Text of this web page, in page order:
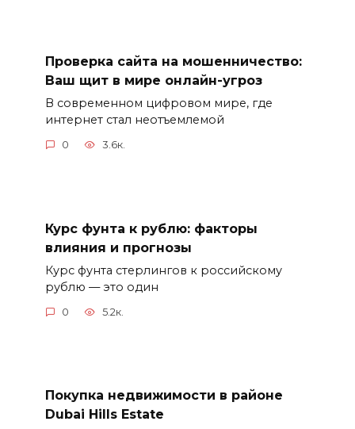
Проверка сайта на мошенничество:
Ваш щит в мире онлайн-угроз
В современном цифровом мире, где
интернет стал неотъемлемой
0 3.6к.
Курс фунта к рублю: факторы
влияния и прогнозы
Курс фунта стерлингов к российскому
рублю — это один
0 5.2к.
Покупка недвижимости в районе
Dubai Hills Estate